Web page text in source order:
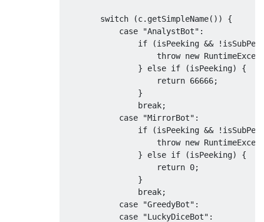
switch (c. getSimpleName())
{
case
"AnalystBot" :
if
(isPeeking && !
throw new
}
else if (isPeeking)
{
return 66666;
}
break;
case
"MirrorBot" :
if
(isPeeking && !
throw new
}
else if (isPeeking)
{
return 0;
}
break;
case
"GreedyBot" :
case
"LuckyDiceBot" :